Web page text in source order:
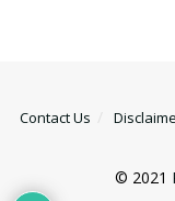
Contact Us
© 2021